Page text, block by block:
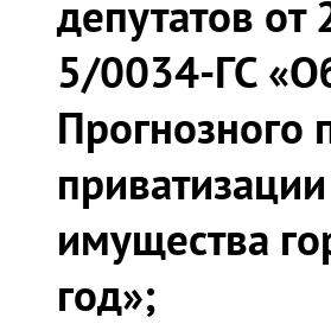
депутатов
5/0034-ГС
Прогнозного
имущества
год»;